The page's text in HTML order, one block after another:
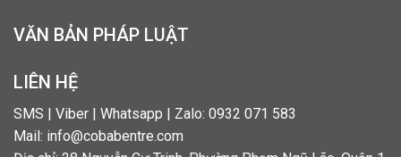
VĂN BẢN PHÁP LUẬT
LIÊN HỆ
SMS | Viber | Whatsapp | Zalo: 0932 071 583
Mail: info@cobabentre.com